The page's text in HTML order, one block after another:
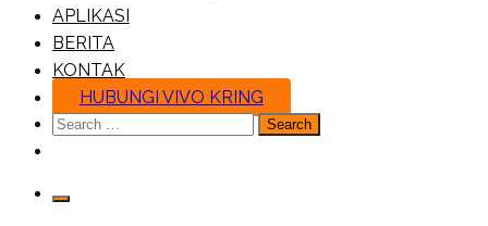
APLIKASI
BERITA
KONTAK
HUBUNGI VIVO KRING
Search